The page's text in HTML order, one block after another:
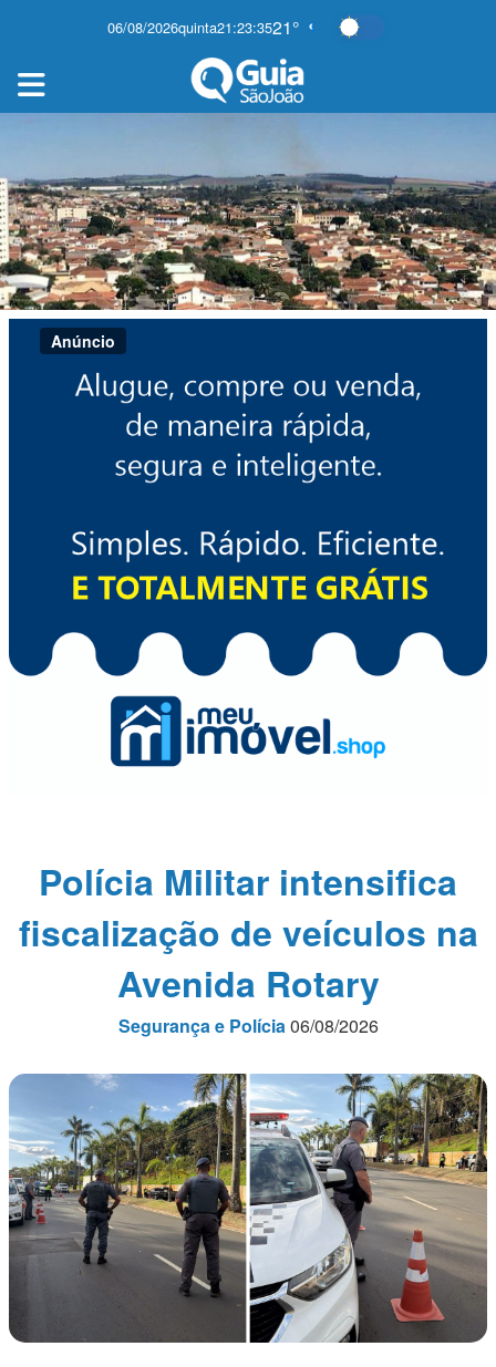
06/08/2026quinta21:23:3721°
Anúncio
Polícia Militar intensifica
fiscalização de veículos na
Avenida Rotary
Segurança e Polícia06/08/2026